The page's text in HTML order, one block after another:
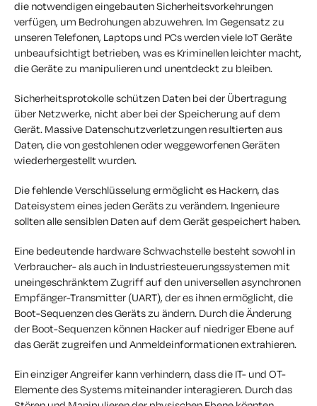
die notwendigen eingebauten Sicherheitsvorkehrungen
verfügen, um Bedrohungen abzuwehren. Im Gegensatz zu
unseren Telefonen, Laptops und PCs werden viele IoT Geräte
unbeaufsichtigt betrieben, was es Kriminellen leichter macht,
die Geräte zu manipulieren und unentdeckt zu bleiben.
Sicherheitsprotokolle schützen Daten bei der Übertragung
über Netzwerke, nicht aber bei der Speicherung auf dem
Gerät. Massive Datenschutzverletzungen resultierten aus
Daten, die von gestohlenen oder weggeworfenen Geräten
wiederhergestellt wurden.
Die fehlende Verschlüsselung ermöglicht es Hackern, das
Dateisystem eines jeden Geräts zu verändern. Ingenieure
sollten alle sensiblen Daten auf dem Gerät gespeichert haben.
Eine bedeutende hardware Schwachstelle besteht sowohl in
Verbraucher- als auch in Industriesteuerungssystemen mit
uneingeschränktem Zugriff auf den universellen asynchronen
Empfänger-Transmitter (UART), der es ihnen ermöglicht, die
Boot-Sequenzen des Geräts zu ändern. Durch die Änderung
der Boot-Sequenzen können Hacker auf niedriger Ebene auf
das Gerät zugreifen und Anmeldeinformationen extrahieren.
Ein einziger Angreifer kann verhindern, dass die IT- und OT-
Elemente des Systems miteinander interagieren. Durch das